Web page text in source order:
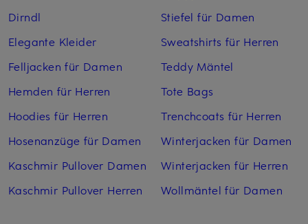
Dirndl
Elegante Kleider
Felljacken für Damen
Hemden für Herren
Hoodies für Herren
Hosenanzüge für Damen
Kaschmir Pullover Damen
Kaschmir Pullover Herren
Stiefel für Damen
Sweatshirts für Herren
Teddy Mäntel
Tote Bags
Trenchcoats für Herren
Winterjacken für Damen
Winterjacken für Herren
Wollmäntel für Damen